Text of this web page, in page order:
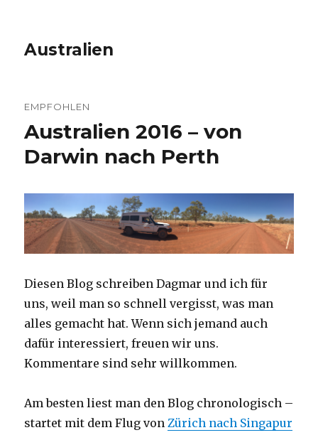
Australien
EMPFOHLEN
Australien 2016 – von
Darwin nach Perth
Diesen Blog schreiben Dagmar und ich für
uns, weil man so schnell vergisst, was man
alles gemacht hat. Wenn sich jemand auch
dafür interessiert, freuen wir uns.
Kommentare sind sehr willkommen.
Am besten liest man den Blog chronologisch –
startet mit dem Flug vonZürich nach Singapur